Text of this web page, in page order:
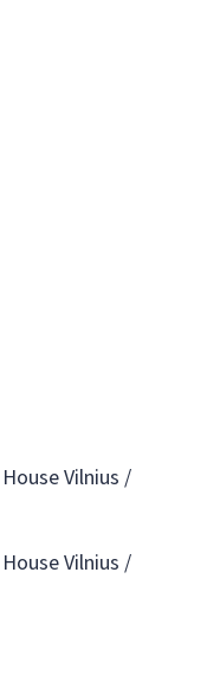
Vilnius /
Vilnius /